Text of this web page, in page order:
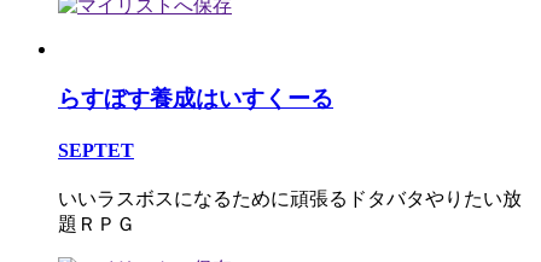
らすぼす養成はいすくーる
SEPTET
いいラスボスになるために頑張るドタバタやりたい放
題ＲＰＧ